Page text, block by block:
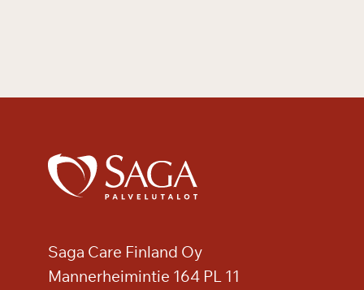
Saga Care Finland Oy
Mannerheimintie 164 PL 11